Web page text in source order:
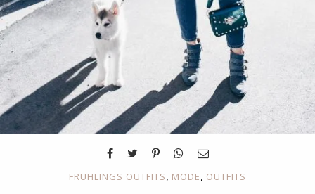
FRÜHLINGS OUTFITS, MODE, OUTFITS